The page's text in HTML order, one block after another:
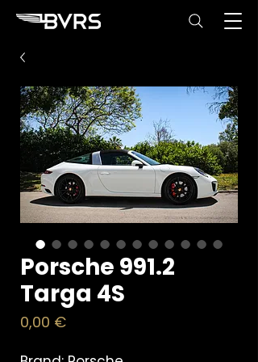
Porsche 991.2
Targa 4S
0,00 €Price